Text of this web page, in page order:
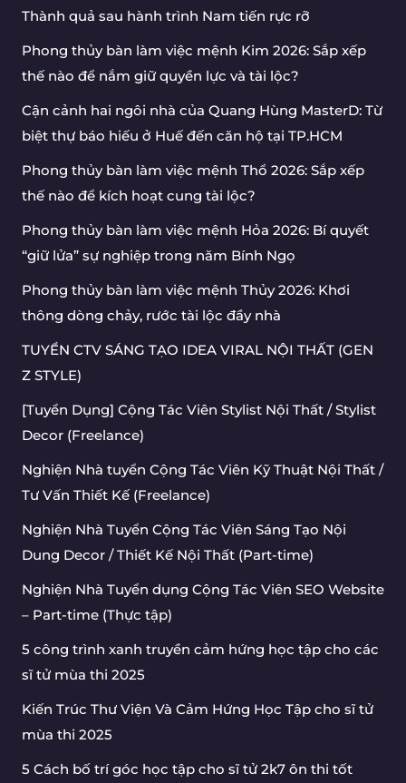
Thành quả sau hành trình Nam tiến rực rỡ
Phong thủy bàn làm việc mệnh Kim 2026: Sắp xếp
thế nào để nắm giữ quyền lực và tài lộc?
Cận cảnh hai ngôi nhà của Quang Hùng MasterD: Từ
biệt thự báo hiếu ở Huế đến căn hộ tại TP.HCM
Phong thủy bàn làm việc mệnh Thổ 2026: Sắp xếp
thế nào để kích hoạt cung tài lộc?
Phong thủy bàn làm việc mệnh Hỏa 2026: Bí quyết
“giữ lửa” sự nghiệp trong năm Bính Ngọ
Phong thủy bàn làm việc mệnh Thủy 2026: Khơi
thông dòng chảy, rước tài lộc đầy nhà
TUYỂN CTV SÁNG TẠO IDEA VIRAL NỘI THẤT (GEN
Z STYLE)
[Tuyển Dụng] Cộng Tác Viên Stylist Nội Thất / Stylist
Decor (Freelance)
Nghiện Nhà tuyển Cộng Tác Viên Kỹ Thuật Nội Thất /
Tư Vấn Thiết Kế (Freelance)
Nghiện Nhà Tuyển Cộng Tác Viên Sáng Tạo Nội
Dung Decor / Thiết Kế Nội Thất (Part-time)
Nghiện Nhà Tuyển dụng Cộng Tác Viên SEO Website
– Part-time (Thực tập)
5 công trình xanh truyền cảm hứng học tập cho các
sĩ tử mùa thi 2025
Kiến Trúc Thư Viện Và Cảm Hứng Học Tập cho sĩ tử
mùa thi 2025
5 Cách bố trí góc học tập cho sĩ tử 2k7 ôn thi tốt